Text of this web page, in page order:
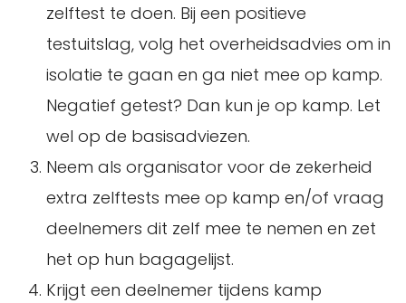
zelftest te doen. Bij een positieve
testuitslag, volg het overheidsadvies om in
isolatie te gaan en ga niet mee op kamp.
Negatief getest? Dan kun je op kamp. Let
wel op de basisadviezen.
Neem als organisator voor de zekerheid
extra zelftests mee op kamp en/of vraag
deelnemers dit zelf mee te nemen en zet
het op hun bagagelijst.
Krijgt een deelnemer tijdens kamp